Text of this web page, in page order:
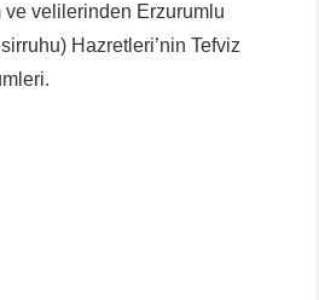
ve velilerinden Erzurumlu
Hazretleri’nin Tefviz